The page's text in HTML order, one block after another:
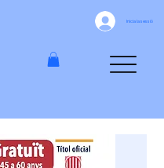
Inicia la sessió